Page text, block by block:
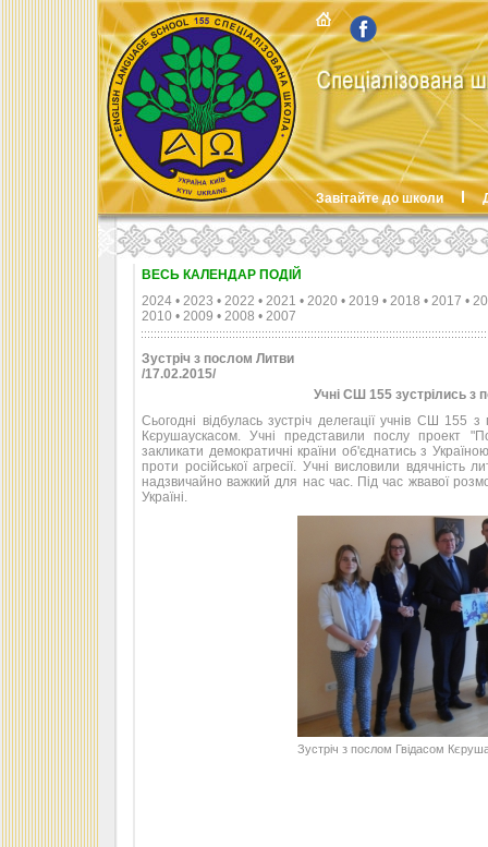
Завітайте до школи
ВЕСЬ КАЛЕНДАР ПОДІЙ
2024 • 2023 • 2022 • 2021 • 2020 • 2019 • 2018 • 2017 •
2010 • 2009 • 2008 • 2007
Зустріч з послом Литви
/17.02.2015/
Учні СШ 155 зустрілись з
Сьогодні відбулась зустріч делегації учнів СШ 155
Кєрушаускасом. Учні представили послу проект
закликати демократичні країни об'єднатись з
проти російської агресії. Учні висловили вдячність
надзвичайно важкий для нас час. Під час жвавої
Україні.
Зустріч з послом Гвідасом